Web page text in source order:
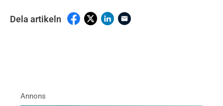
Dela artikeln